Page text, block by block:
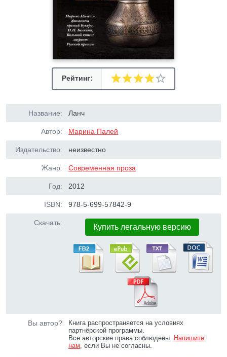
Рейтинг:
Название: Ланч
Автор: Марина Палей
Издательство: неизвестно
Жанр: Современная проза
Год: 2012
ISBN: 978-5-699-57842-9
Скачать: Купить легальную версию
Вы автор?
Книга распространяется на условиях
партнёрской программы.
Все авторские права соблюдены. Напишите
нам, если Вы не согласны.